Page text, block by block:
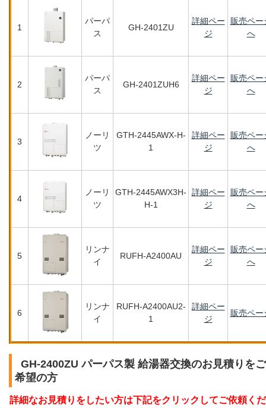
1
パーパ
ス
GH-2401ZU
詳細ペー
ジ
販売ペー
へ
2
パーパ
ス
GH-2401ZUH6
詳細ペー
ジ
販売ペー
へ
3
ノーリ
ツ
GTH-2445AWX-H-
1
詳細ペー
ジ
販売ペー
へ
4
ノーリ
ツ
GTH-2445AWX3H-
H-1
詳細ペー
ジ
販売ペー
へ
5
リンナ
イ
RUFH-A2400AU
詳細ペー
ジ
販売ペー
へ
6
リンナ
イ
RUFH-A2400AU2-
1
詳細ペー
ジ
販売ペー
GH-2400ZU パーパス製 給湯器交換のお見積りをご
希望の方
詳細なお見積りをしたい方は下記をクリックしてご依頼く